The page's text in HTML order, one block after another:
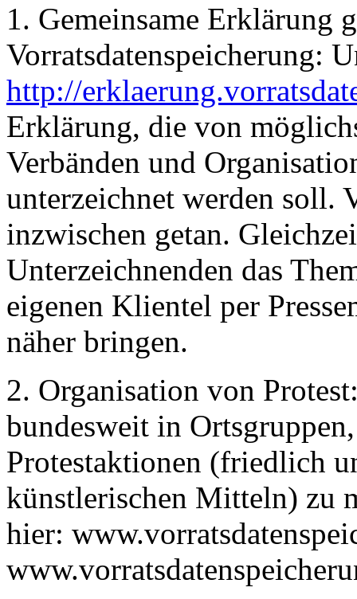
1. Gemeinsame Erklärung
Vorratsdatenspeicherung:
http://
Erklärung, die von
Verbänden und
unterzeichnet werden soll.
inzwischen getan.
Unterzeichnenden das
eigenen Klientel per
näher bringen.
2. Organisation von
bundesweit in
Protestaktionen (friedlich
künstlerischen Mitteln) zu
hier: